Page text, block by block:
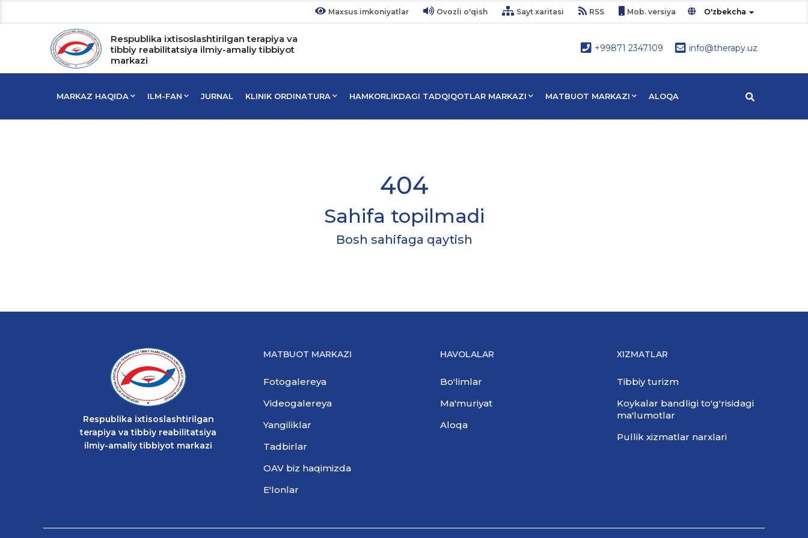
Maxsus imkoniyatlar Ovozli o'qish Sayt xaritasi RSS Mob. versiya O'zbekcha
Respublika ixtisoslashtirilgan terapiya va
tibbiy reabilitatsiya ilmiy-amaliy tibbiyot
markazi
+99871 2347109 info@therapy.uz
MARKAZ HAQIDA ILM-FAN JURNAL KLINIK ORDINATURA HAMKORLIKDAGI TADQIQOTLAR MARKAZI MATBUOT MARKAZI ALOQA
404
Sahifa topilmadi
Bosh sahifaga qaytish
Respublika ixtisoslashtirilgan
terapiya va tibbiy reabilitatsiya
ilmiy-amaliy tibbiyot markazi
MATBUOT MARKAZI
Fotogalereya
Videogalereya
Yangiliklar
Tadbirlar
OAV biz haqimizda
E'lonlar
HAVOLALAR
Bo'limlar
Ma'muriyat
Aloqa
XIZMATLAR
Tibbiy turizm
Koykalar bandligi to'g'risidagi
ma'lumotlar
Pullik xizmatlar narxlari